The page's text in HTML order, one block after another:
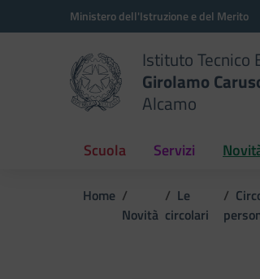
Vai ai contenuti
Vai al menu di navigazioneMinistero dell'Istruzione e del Merito
Istituto Tecnico
Girolamo
Alcamo
Scuola Servizi
Home
Novità
Le
circolari